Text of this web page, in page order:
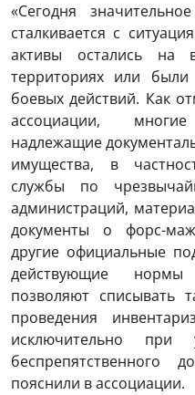
«Сегодня
сталкивается с
активы остались на
территориях или
боевых действий. Как
ассоциации,
надлежащие
имущества, в
службы по
администраций,
документы о форс-
другие официальные
действующие нормы
позволяют списывать
проведения
исключительно при
беспрепятственного
пояснили в ассоциации.